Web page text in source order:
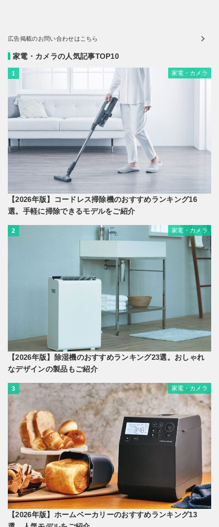
広告掲載のお問い合わせはこちら
家電・カメラの人気記事TOP10
1 家電・カメラ
【2026年版】コードレス掃除機のおすすめランキング16
選。手軽に掃除できるモデルをご紹介
2 家電・カメラ
【2026年版】除湿機のおすすめランキング23選。おしゃれ
なデザインの製品もご紹介
3 家電・カメラ
【2026年版】ホームベーカリーのおすすめランキング13